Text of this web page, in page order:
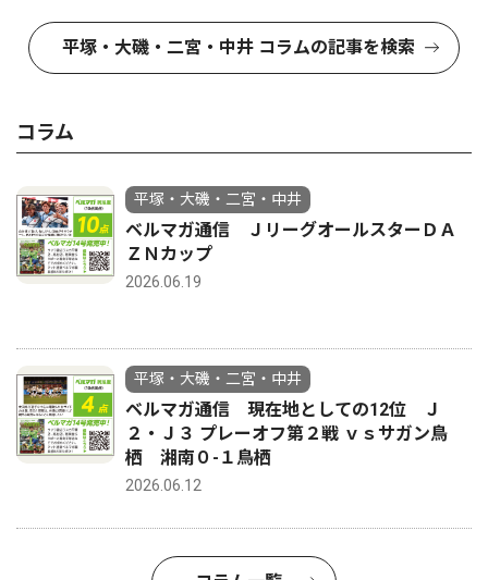
平塚・大磯・二宮・中井 コラムの記事を検索
コラム
平塚・大磯・二宮・中井
ベルマガ通信 ＪリーグオールスターＤＡ
ＺＮカップ
2026.06.19
平塚・大磯・二宮・中井
ベルマガ通信 現在地としての12位 Ｊ
２・Ｊ３ プレーオフ第２戦 ｖｓサガン鳥
栖 湘南０-１鳥栖
2026.06.12